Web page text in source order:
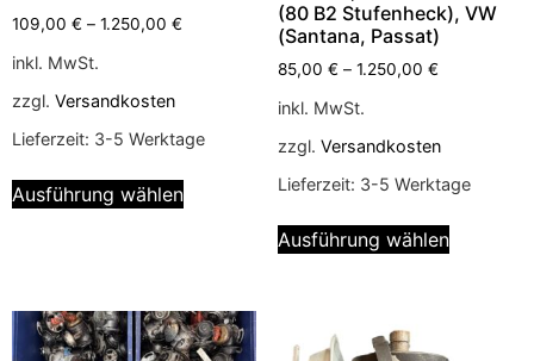
109,00 € – 1.250,00 €
inkl. MwSt.
zzgl. Versandkosten
Lieferzeit: 3-5 Werktage
Ausführung wählen
(80 B2 Stufenheck), VW
(Santana, Passat)
85,00 € – 1.250,00 €
inkl. MwSt.
zzgl. Versandkosten
Lieferzeit: 3-5 Werktage
Ausführung wählen